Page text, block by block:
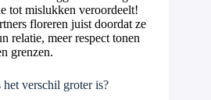
tot mislukken veroordeelt!
floreren juist doordat ze
relatie, meer respect tonen
grenzen.
verschil groter is?